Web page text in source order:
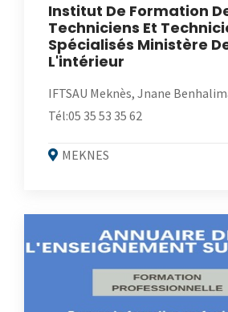
Institut De Formation
Techniciens Et
Spécialisés Ministère
L'intérieur
IFTSAU Meknès, Jnane
Tél:05 35 53 35 62
MEKNES